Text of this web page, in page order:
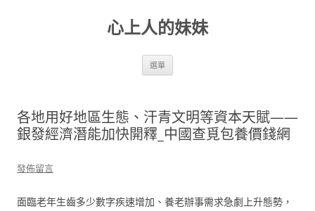
心上人的妹妹
選單
各地用好地區生態、汗青文明等資本天賦——
銀發經濟潛能加快開釋_中國查覓包養價錢網
發佈留言
面臨老年生齒多少數字疾速增加、養老辦事需求急劇上升態勢，